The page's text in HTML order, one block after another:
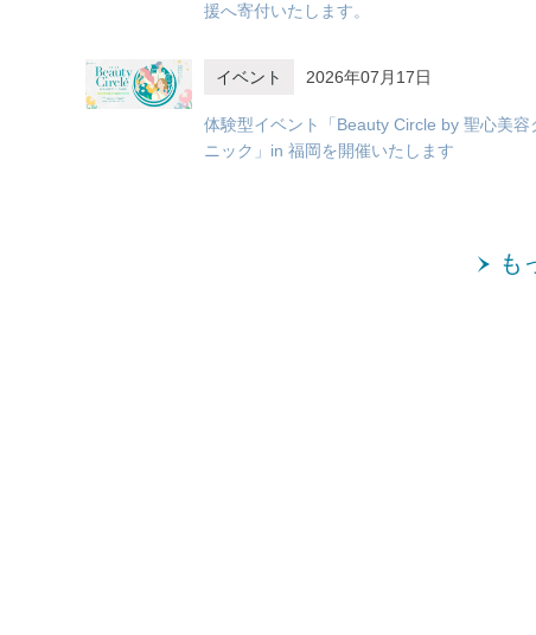
援へ寄付いたします。
イベント 2026年07月17日
体験型イベント「Beauty Circle by 聖心美容
ニック」in 福岡を開催いたします
も